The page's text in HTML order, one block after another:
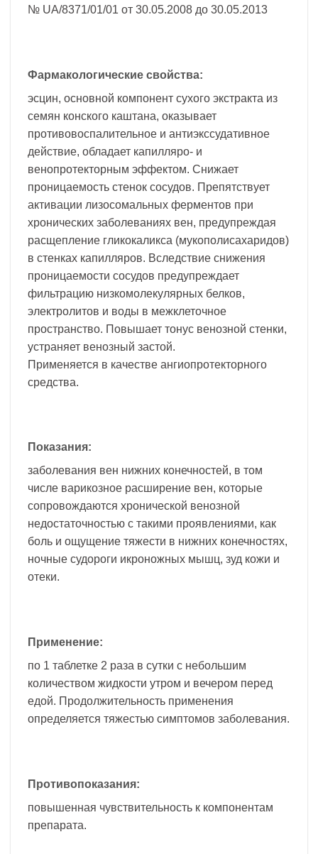
№ UA/8371/01/01 от 30.05.2008 до 30.05.2013
Фармакологические свойства:
эсцин, основной компонент сухого экстракта из
семян конского каштана, оказывает
противовоспалительное и антиэкссудативное
действие, обладает капилляро- и
венопротекторным эффектом. Снижает
проницаемость стенок сосудов. Препятствует
активации лизосомальных ферментов при
хронических заболеваниях вен, предупреждая
расщепление гликокаликса (мукополисахаридов)
в стенках капилляров. Вследствие снижения
проницаемости сосудов предупреждает
фильтрацию низкомолекулярных белков,
электролитов и воды в межклеточное
пространство. Повышает тонус венозной стенки,
устраняет венозный застой.
Применяется в качестве ангиопротекторного
средства.
Показания:
заболевания вен нижних конечностей, в том
числе варикозное расширение вен, которые
сопровождаются хронической венозной
недостаточностью с такими проявлениями, как
боль и ощущение тяжести в нижних конечностях,
ночные судороги икроножных мышц, зуд кожи и
отеки.
Применение:
по 1 таблетке 2 раза в сутки с небольшим
количеством жидкости утром и вечером перед
едой. Продолжительность применения
определяется тяжестью симптомов заболевания.
Противопоказания:
повышенная чувствительность к компонентам
препарата.